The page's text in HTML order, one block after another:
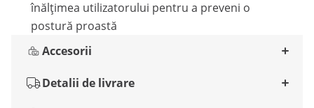
înălțimea utilizatorului pentru a preveni o
postură proastă
Accesorii
Detalii de livrare